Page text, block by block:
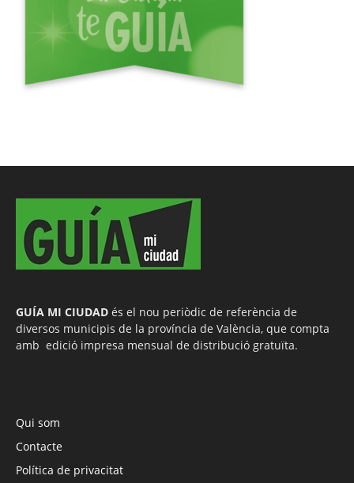
GUÍA MI CIUDAD és el nou periòdic de referència de
diversos municipis de la província de València, que compta
amb edició impresa mensual de distribució gratuïta.
Qui som
Contacte
Política de privacitat